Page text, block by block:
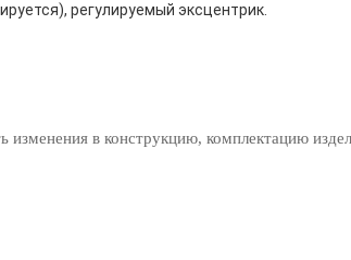
регулируемый эксцентрик.
в конструкцию, комплектацию